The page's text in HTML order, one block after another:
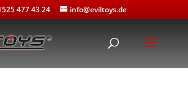
477 43 24 info@eviltoys.de